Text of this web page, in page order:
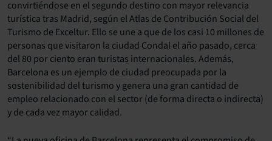
convirtiéndose en el segundo destino con mayor relevancia
turística tras Madrid, según el Atlas de Contribución Social del
Turismo de Exceltur. Ello se une a que de los casi 10 millones de
personas que visitaron la ciudad Condal el año pasado, cerca
del 80 por ciento eran turistas internacionales. Además,
Barcelona es un ejemplo de ciudad preocupada por la
sostenibilidad del turismo y genera una gran cantidad de
empleo relacionado con el sector (de forma directa o indirecta)
y de cada vez mayor calidad.